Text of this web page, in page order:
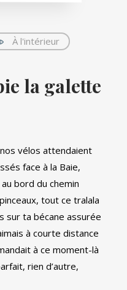
À l'intérieur
la galette
vélos attendaient
face à la Baie,
bord du chemin
tout ce tralala
sur ta bécane assurée
à courte distance
à ce moment-là
rien d’autre,